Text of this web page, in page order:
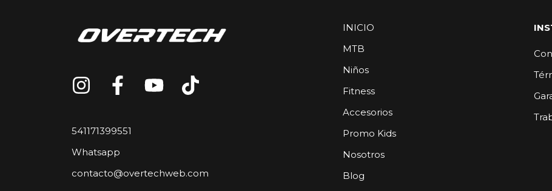
541171399551
Whatsapp
contacto@overtechweb.com
INICIO
MTB
Niños
Fitness
Accesorios
Promo Kids
Nosotros
Blog